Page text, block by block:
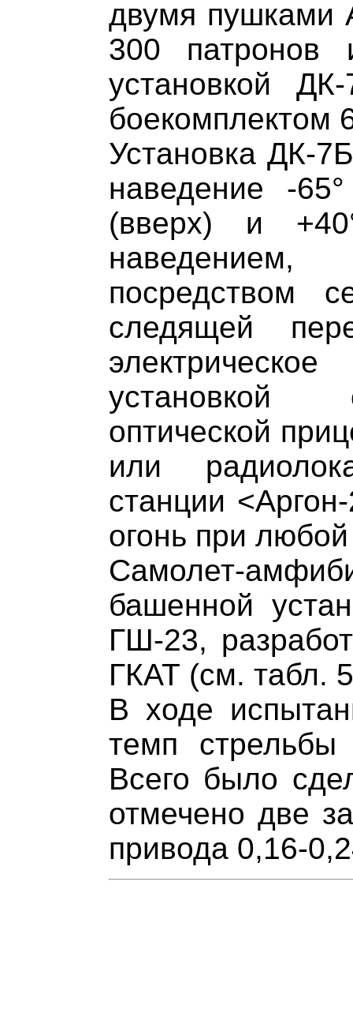
двумя пушками
300 патронов
установкой
боекомплектом
Установка ДК-
наведение -
(вверх) и
посредством
следящей
установкой
оптической
или
станции
огонь при
Самолет-
башенной
ГШ-23,
ГКАТ (см. табл.
В ходе
темп стрельбы
Всего было
отмечено две
привода 0,16-